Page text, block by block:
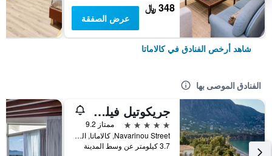
348 ﷼
عرض الصفقة
شاهد أرخص الفنادق في كالاماتا
الفنادق الموصى بها
جريكوتيل فيلوكسينيا
5 نجوم
ممتاز 9.2
Navarinou Street, كالاماتا, اليونان
3.7 كيلومتر عن وسط المدينة